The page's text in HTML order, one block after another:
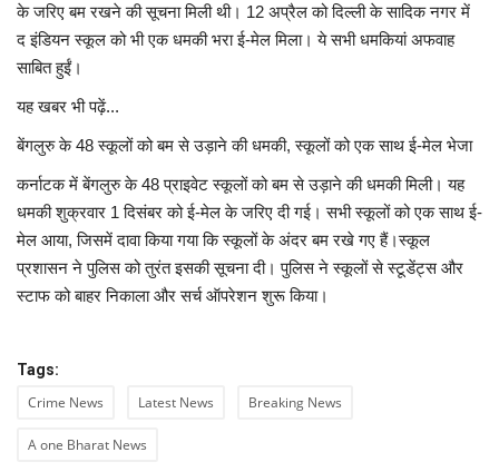
के जरिए बम रखने की सूचना मिली थी। 12 अप्रैल को दिल्ली के सादिक नगर में
द इंडियन स्कूल को भी एक धमकी भरा ई-मेल मिला। ये सभी धमकियां अफवाह
साबित हुईं।
यह खबर भी पढ़ें...
बेंगलुरु के 48 स्कूलों को बम से उड़ाने की धमकी, स्कूलों को एक साथ ई-मेल भेजा
कर्नाटक में बेंगलुरु के 48 प्राइवेट स्कूलों को बम से उड़ाने की धमकी मिली। यह
धमकी शुक्रवार 1 दिसंबर को ई-मेल के जरिए दी गई। सभी स्कूलों को एक साथ ई-
मेल आया, जिसमें दावा किया गया कि स्कूलों के अंदर बम रखे गए हैं।स्कूल
प्रशासन ने पुलिस को तुरंत इसकी सूचना दी। पुलिस ने स्कूलों से स्टूडेंट्स और
स्टाफ को बाहर निकाला और सर्च ऑपरेशन शुरू किया।
Tags:
Crime News Latest News Breaking News
A one Bharat News